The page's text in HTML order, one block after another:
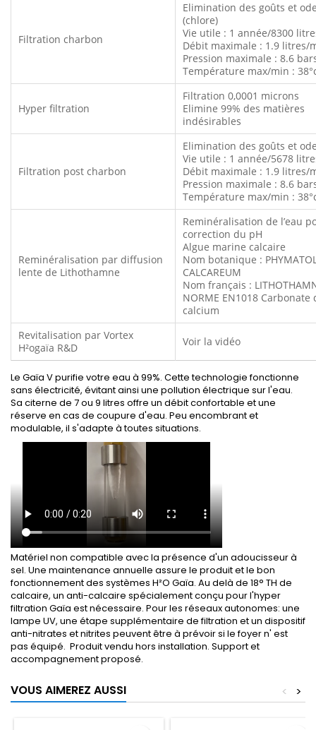
Filtration charbon
Elimination des goûts et
(chlore)
Vie utile : 1 année/8300
Débit maximale : 1.9 litres/
Pression maximale : 8.6
Température max/min :
Hyper filtration
Filtration 0,0001 microns
Elimine 99% des matières
indésirables
Filtration post charbon
Elimination des goûts et
Vie utile : 1 année/5678
Débit maximale : 1.9 litres/
Pression maximale : 8.6
Température max/min :
Reminéralisation par diffusion
lente de Lithothamne
Reminéralisation de l’eau
correction du pH
Algue marine calcaire
Nom botanique :
CALCAREUM
Nom français :
NORME EN1018 Carbonate
calcium
Revitalisation par Vortex
H²ogaïa R&D
Voir la vidéo
Le Gaïa V purifie votre eau à 99%. Cette technologie fonctionne
sans électricité, évitant ainsi une pollution électrique sur l'eau.
Sa citerne de 7 ou 9 litres offre un débit confortable et une
réserve en cas de coupure d'eau. Peu encombrant et
modulable, il s'adapte à toutes situations.
Matériel non compatible avec la présence d'un adoucisseur à
sel. Une maintenance annuelle assure le produit et le bon
fonctionnement des systèmes H²O Gaïa. Au delà de 18° TH de
calcaire, un anti-calcaire spécialement conçu pour l'hyper
filtration Gaïa est nécessaire. Pour les réseaux autonomes: une
lampe UV, une étape supplémentaire de filtration et un dispositif
anti-nitrates et nitrites peuvent être à prévoir si le foyer n' est
pas équipé. Produit vendu hors installation. Support et
accompagnement proposé.
VOUS AIMEREZ AUSSI >
<